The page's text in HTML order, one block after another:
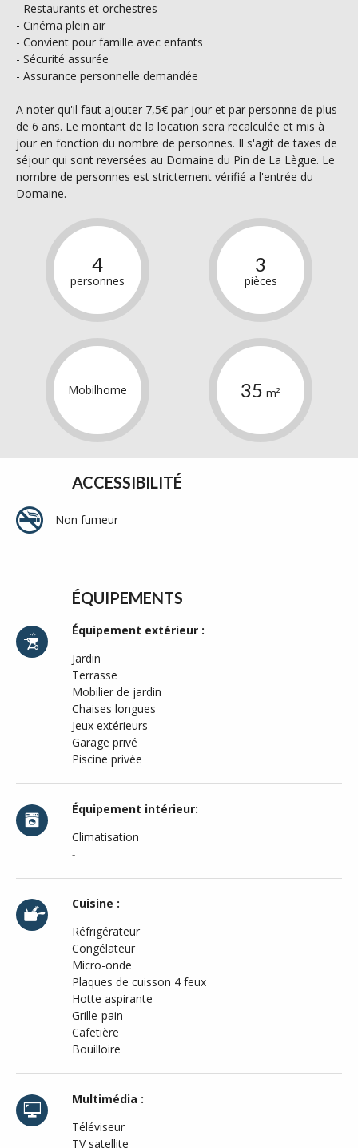
- Restaurants et orchestres
- Cinéma plein air
- Convient pour famille avec enfants
- Sécurité assurée
- Assurance personnelle demandée
A noter qu'il faut ajouter 7,5€ par jour et par personne de plus
de 6 ans. Le montant de la location sera recalculée et mis à
jour en fonction du nombre de personnes. Il s'agit de taxes de
séjour qui sont reversées au Domaine du Pin de La Lègue. Le
nombre de personnes est strictement vérifié a l'entrée du
Domaine.
4
personnes
3
pièces
Mobilhome 35 m²
ACCESSIBILITÉ
Non fumeur
ÉQUIPEMENTS
Équipement extérieur :
Jardin
Terrasse
Mobilier de jardin
Chaises longues
Jeux extérieurs
Garage privé
Piscine privée
Équipement intérieur:
Climatisation
-
Cuisine :
Réfrigérateur
Congélateur
Micro-onde
Plaques de cuisson 4 feux
Hotte aspirante
Grille-pain
Cafetière
Bouilloire
Multimédia :
Téléviseur
TV satellite